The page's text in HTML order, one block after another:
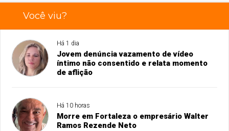
Você viu?
Há 1 dia
Jovem denúncia vazamento de vídeo
íntimo não consentido e relata momento
de aflição
Há 10 horas
Morre em Fortaleza o empresário Walter
Ramos Rezende Neto